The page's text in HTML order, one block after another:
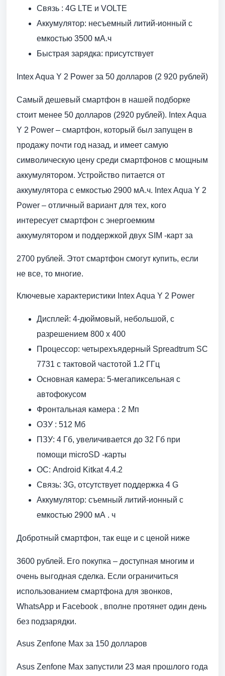
Связь : 4G LTE и VOLTE
Аккумулятор: несъемный литий-ионный с
емкостью 3500 мА.ч
Быстрая зарядка: присутствует
Intex Aqua Y 2 Power за 50 долларов (2 920 рублей)
Самый дешевый смартфон в нашей подборке
стоит менее 50 долларов (2920 рублей). Intex Aqua
Y 2 Power – смартфон, который был запущен в
продажу почти год назад, и имеет самую
символическую цену среди смартфонов с мощным
аккумулятором. Устройство питается от
аккумулятора с емкостью 2900 мА.ч. Intex Aqua Y 2
Power – отличный вариант для тех, кого
интересует смартфон с энергоемким
аккумулятором и поддержкой двух SIM -карт за
2700 рублей. Этот смартфон смогут купить, если
не все, то многие.
Ключевые характеристики Intex Aqua Y 2 Power
Дисплей: 4-дюймовый, небольшой, с
разрешением 800 x 400
Процессор: четырехъядерный Spreadtrum SC
7731 c тактовой частотой 1.2 ГГц
Основная камера: 5-мегапиксельная с
автофокусом
Фронтальная камера : 2 Мп
ОЗУ : 512 Мб
ПЗУ: 4 Гб, увеличивается до 32 Гб при
помощи microSD -карты
ОС: Android Kitkat 4.4.2
Связь: 3G, отсутствует поддержка 4 G
Аккумулятор: съемный литий-ионный с
емкостью 2900 мА . ч
Добротный смартфон, так еще и с ценой ниже
3600 рублей. Его покупка – доступная многим и
очень выгодная сделка. Если ограничиться
использованием смартфона для звонков,
WhatsApp и Facebook , вполне протянет один день
без подзарядки.
Asus Zenfone Max за 150 долларов
Asus Zenfone Max запустили 23 мая прошлого года